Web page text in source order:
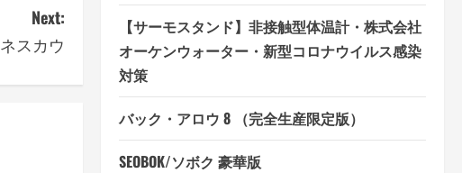
Next:
ネスカウ
【サーモスタンド】非接触型体温計・株式会社
オーケンウォーター・新型コロナウイルス感染
対策
バック・アロウ 8 （完全生産限定版）
SEOBOK/ソボク 豪華版